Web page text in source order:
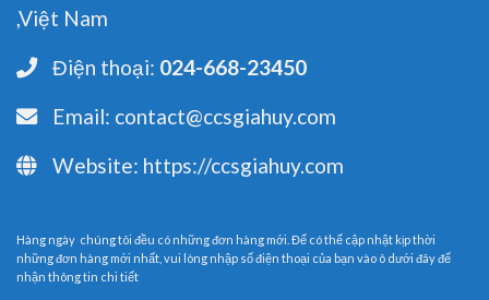
,Việt Nam
Điện thoại: 024-668-23450
Email: contact@ccsgiahuy.com
Website: https://ccsgiahuy.com
Hàng ngày chúng tôi đều có những đơn hàng mới. Để có thể cập nhật kịp thời
những đơn hàng mới nhất, vui lòng nhập số điện thoại của bạn vào ô dưới đây để
nhận thông tin chi tiết